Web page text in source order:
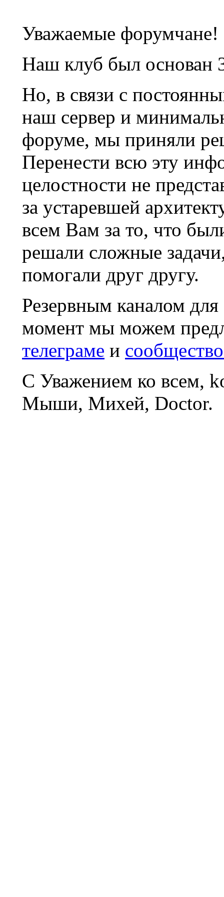
Уважаемые форумчане!
Наш клуб был основан
Но, в связи с
наш сервер и
форуме, мы приняли
Перенести всю эту
целостности не
за устаревшей
всем Вам за то, что
решали сложные
помогали друг другу.
Резервным каналом
момент мы можем
телеграме и
С Уважением ко всем,
Мыши, Михей, Doctor.